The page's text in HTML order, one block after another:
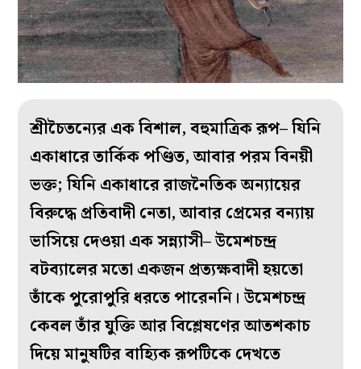
শ্রীচৈতন্যের এক বিশাল, বহুমাত্রিক রূপ– যিনি
একাধারে তার্কিক পণ্ডিত, আবার পরম বিনয়ী
ভক্ত; যিনি একাধারে রাজনৈতিক অন্যায়ের
বিরুদ্ধে প্রতিবাদী নেতা, আবার প্রেমের বন্যায়
ভাসিয়ে দেওয়া এক সন্ন্যাসী– উমেশচন্দ্র
বটব্যালের মতো একজন প্রত্যক্ষবাদী হয়তো
তাঁকে পুরোপুরি ধরতে পারেননি। উমেশচন্দ্র
কেবল তাঁর যুক্তি আর বিশ্লেষণের আতশকাচ
দিয়ে মানুষটির বাহ্যিক রূপটিকে দেখতে